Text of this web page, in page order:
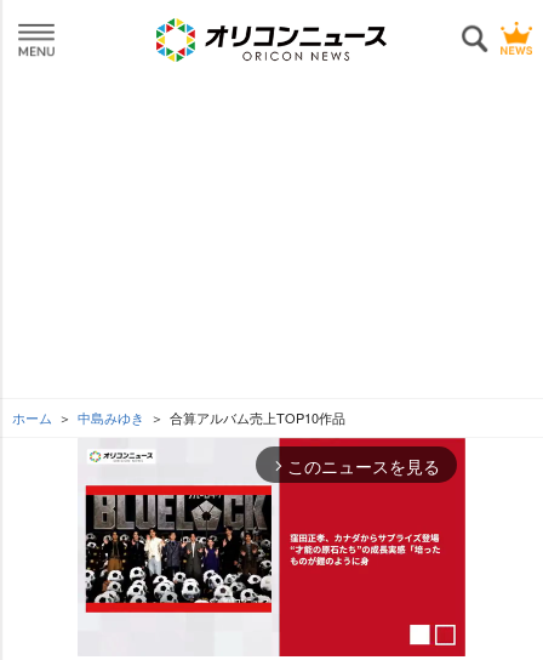
ホーム 中島みゆき 合算アルバム売上TOP10作品
arrow_forward_ios このニュースを見る